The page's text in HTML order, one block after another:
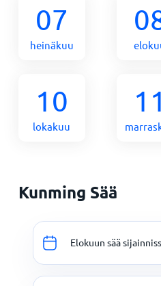
07
heinäkuu
10
lokakuu
11
Kunming Sää
Elokuun sää